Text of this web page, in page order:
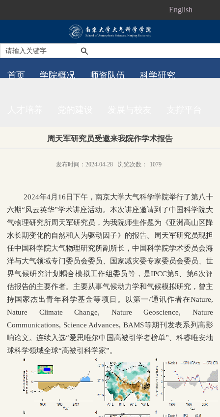
English
首页 学院概况 师资队伍 科学研究
周天军研究员受邀来我院作学术报告
发布时间：2024-04-28 浏览次数： 1079
2024年4月 16 日下午，南京大学大气科学学院举行了第八十
六期“风云英华”学术讲座活动。本次讲座邀请到了中国科学院大
气物理研究所周天军研究员，为我院师生作题为《亚洲高山区降
水长期变化的自然和人为驱动因子》的报告。周天军研究员现担
任中国科学院大气物理研究所副所长，中国科学院学术委员会海
洋与大气领域专门委员会委员、国家减灾委专家委员会委员、世
界气候研究计划耦合模拟工作组委员等，是IPCC第5 、第6次评
估报告的主要作者。主要从事气候动力学和气候模拟研究，曾主
持国家杰出青年科学基金等项目。以第一/通讯作者在Nature,
Nature Climate Change, Nature Geoscience, Nature
Communications, Science Advances, BAMS等期刊发表系列高影
响论文。连续入选“爱思唯尔中国高被引学者榜单”、科睿唯安地
球科学领域全球“高被引科学家”。